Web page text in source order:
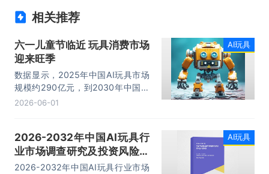
相关推荐
六一儿童节临近 玩具消费市场
迎来旺季
数据显示，2025年中国AI玩具市场
规模约290亿元，到2030年中国AI
玩具市场规模预测将突破1000亿
2026-06-01
AI玩具
2026-2032年中国AI玩具行
业市场调查研究及投资风险评
估报告
2026-2032年中国AI玩具行业市场
AI玩具